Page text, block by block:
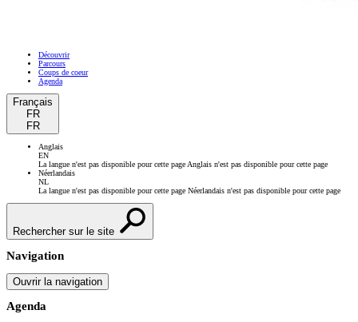
Découvrir
Parcours
Coups de coeur
Agenda
Français
FR
FR
Anglais
EN
La langue n'est pas disponible pour cette page Anglais n'est pas disponible pour cette page
Néerlandais
NL
La langue n'est pas disponible pour cette page Néerlandais n'est pas disponible pour cette page
Rechercher sur le site
Navigation
Ouvrir la navigation
Agenda